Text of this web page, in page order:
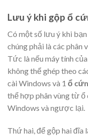
Lưu ý khi gộp ổ
Có một số lưu ý khi
chúng phải là các phân
Tức là nếu máy tính
không thể ghép theo
cài Windows và 1 ổ
thể hợp phân vùng từ
Windows và ngược lại.
Thứ hai, để gộp hai đĩa